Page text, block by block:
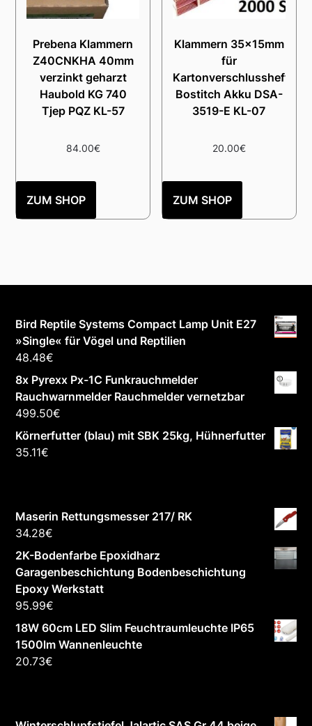
Prebena Klammern
Z40CNKHA 40mm
verzinkt geharzt
Haubold KG 740
Tjep PQZ KL-57
84.00€
ZUM SHOP
Klammern 35×15mm
für
Kartonverschlusshefter
Bostitch Akku DSA-
3519-E KL-07
20.00€
ZUM SHOP
Bird Reptile Systems Compact Lamp Unit E27
»Single« für Vögel und Reptilien
48.48€
8x Pyrexx Px-1C Funkrauchmelder
Rauchwarnmelder Rauchmelder vernetzbar
499.50€
Körnerfutter (blau) mit SBK 25kg, Hühnerfutter
35.11€
Maserin Rettungsmesser 217/ RK
34.28€
2K-Bodenfarbe Epoxidharz
Garagenbeschichtung Bodenbeschichtung
Epoxy Werkstatt
95.99€
18W 60cm LED Slim Feuchtraumleuchte IP65
1500lm Wannenleuchte
20.73€